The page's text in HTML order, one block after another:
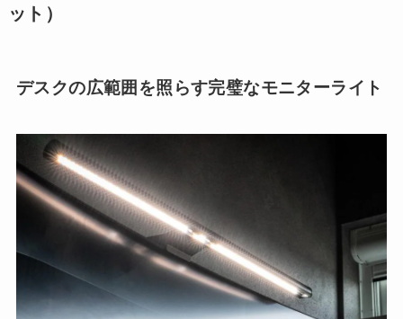
ット）
デスクの広範囲を照らす完璧なモニターライト